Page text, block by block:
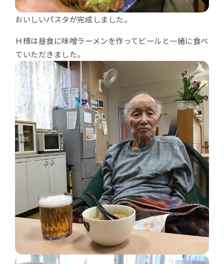
おいしいパスタが完成しました。
Ｈ様は昼食に味噌ラーメンを作ってビールと一緒に食べ
ていただきました。